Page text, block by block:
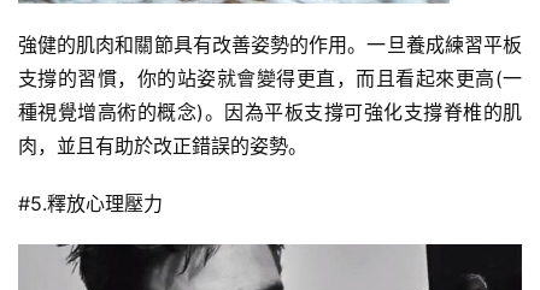
強健的肌肉和關節具有改善姿勢的作用。一旦養成練習平板
支撐的習慣，你的站姿就會變得更直，而且看起來更高(一
種視覺增高術的概念)。因為平板支撐可強化支撐脊椎的肌
肉，並且有助於改正錯誤的姿勢。
#5.釋放心理壓力